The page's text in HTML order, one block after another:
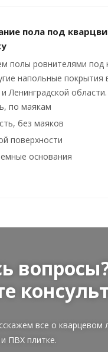
пола под
полы ровнителями под
напольные покрытия
Ленинградской области.
по маякам
без маяков
поверхности
основания
все о кварцевом
ПВХ плитке.